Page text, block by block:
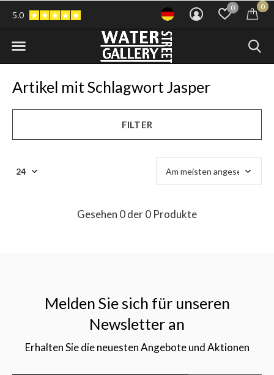
0 0
5.0
Artikel mit Schlagwort Jasper
FILTER
Gesehen 0 der 0 Produkte
Melden Sie sich für unseren
Newsletter an
Erhalten Sie die neuesten Angebote und Aktionen